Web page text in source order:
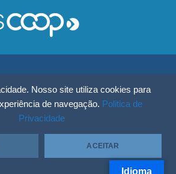
Nosso site utiliza cookies para
de navegação. Politica de
Privacidade
ACEITAR
© Todos os Direitos Reservados - R. Paulo
Pontes Pinto, Porto Velho - RO, 76820-454
Idioma